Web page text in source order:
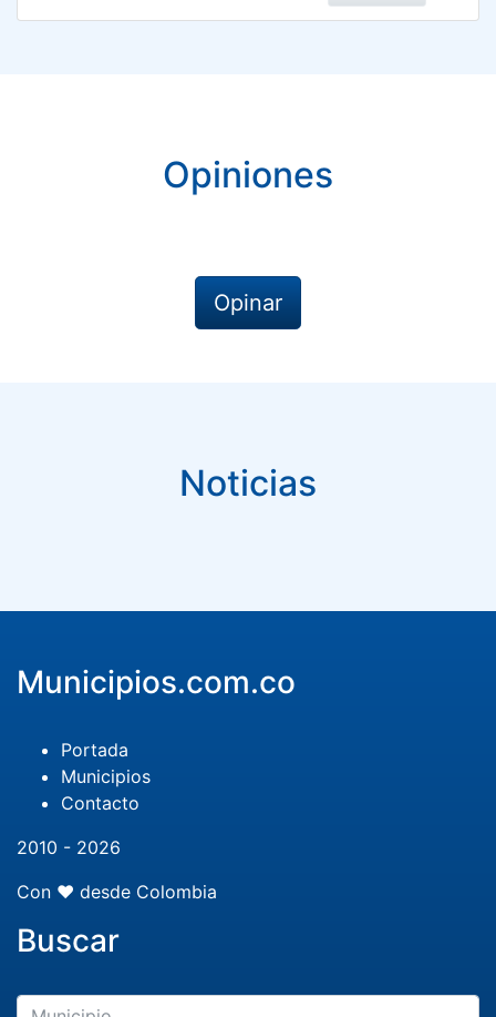
Opiniones
Opinar
Noticias
Municipios.com.co
Portada
Municipios
Contacto
2010 - 2026
Con ❤️ desde Colombia
Buscar